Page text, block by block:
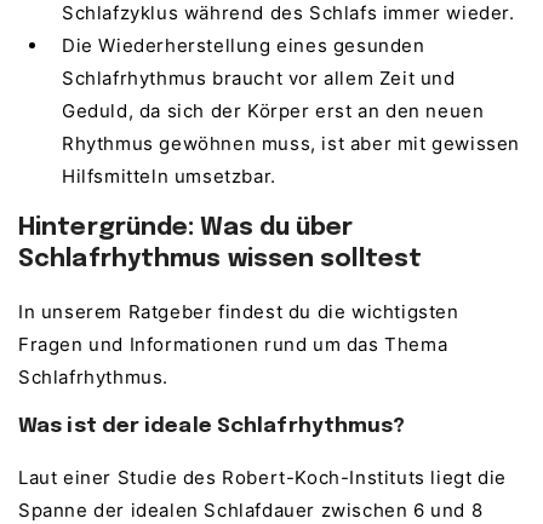
Schlafzyklus während des Schlafs immer wieder.
Die Wiederherstellung eines gesunden
Schlafrhythmus braucht vor allem Zeit und
Geduld, da sich der Körper erst an den neuen
Rhythmus gewöhnen muss, ist aber mit gewissen
Hilfsmitteln umsetzbar.
Hintergründe: Was du über
Schlafrhythmus wissen solltest
In unserem Ratgeber findest du die wichtigsten
Fragen und Informationen rund um das Thema
Schlafrhythmus.
Was ist der ideale Schlafrhythmus?
Laut einer Studie des Robert-Koch-Instituts liegt die
Spanne der idealen Schlafdauer zwischen 6 und 8